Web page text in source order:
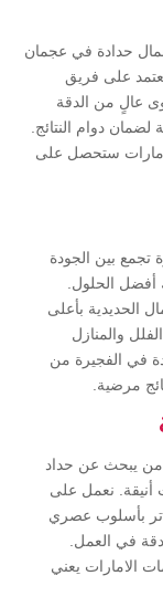
حدادة في عجمان
على فريق
عالٍ من الدقة
دوام النتائج.
ستحصل على
تجمع بين الجودة
أفضل الحلول.
الحديدية بأعلى
والمنازل
في الفجيرة من
مرضية.
من يبحث عن حداد
أنيقة. نعمل على
بأسلوب عصري
في العمل.
الامارات يعني